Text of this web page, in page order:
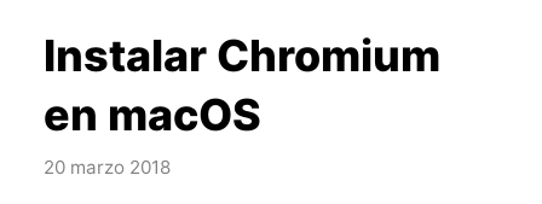
Instalar Chromium
en macOS
20 marzo 2018